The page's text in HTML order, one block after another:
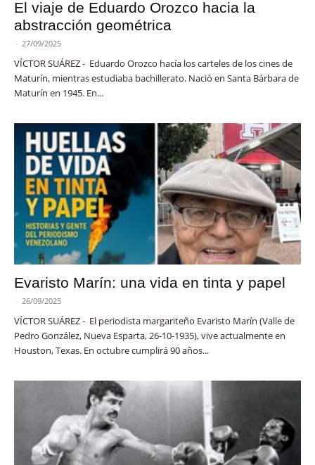
El viaje de Eduardo Orozco hacia la
abstracción geométrica
- 27/09/2025
VÍCTOR SUÁREZ - Eduardo Orozco hacía los carteles de los cines de
Maturín, mientras estudiaba bachillerato. Nació en Santa Bárbara de
Maturín en 1945. En...
Evaristo Marín: una vida en tinta y papel
- 26/09/2025
VÍCTOR SUÁREZ - El periodista margariteño Evaristo Marín (Valle de
Pedro González, Nueva Esparta, 26-10-1935), vive actualmente en
Houston, Texas. En octubre cumplirá 90 años...